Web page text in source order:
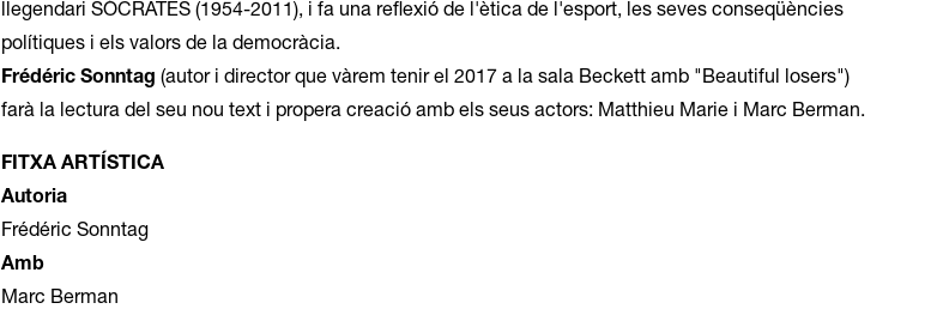
llegendari SÓCRATES (1954-2011), i fa una reflexió de l'ètica de l'esport, les seves conseqüències
polítiques i els valors de la democràcia.
Frédéric Sonntag (autor i director que vàrem tenir el 2017 a la sala Beckett amb "Beautiful losers")
farà la lectura del seu nou text i propera creació amb els seus actors: Matthieu Marie i Marc Berman.
FITXA ARTÍSTICA
Autoria
Frédéric Sonntag
Amb
Marc Berman